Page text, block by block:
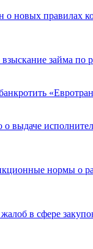
о новых правилах
займа по
о выдаче
нормы о
в сфере